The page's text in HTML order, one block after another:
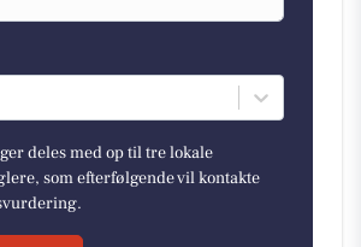
deles med op til tre lokale
som efterfølgende vil kontakte